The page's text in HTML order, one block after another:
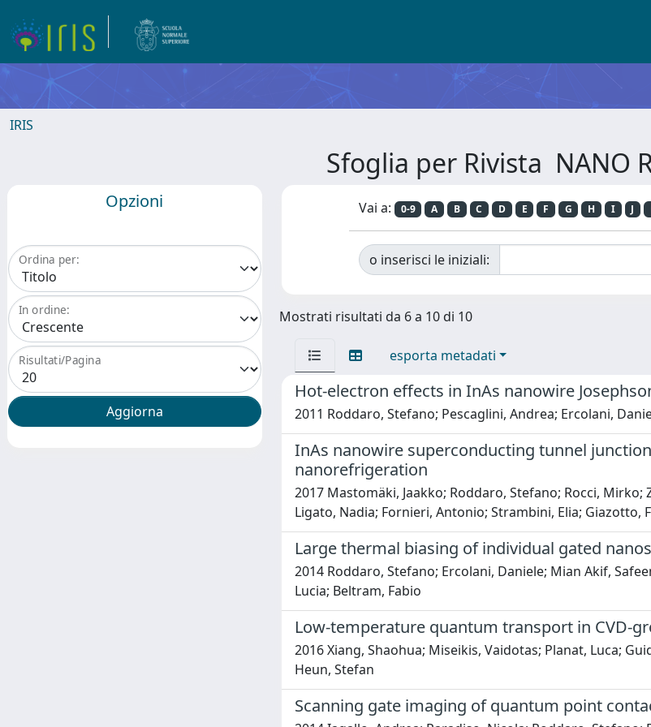
IRIS
Sfoglia per Rivista NANO
Opzioni
Ordina per:
In ordine:
Risultati/Pagina
Vai a: 0-9 A B C D E F G H I J
o inserisci le iniziali:
Mostrati risultati da 6 a 10 di 10
esporta metadati
Hot-electron effects in InAs nanowire
2011 Roddaro, Stefano; Pescaglini, Andrea; Ercolani,
InAs nanowire superconducting tunnel
nanorefrigeration
2017 Mastomäki, Jaakko; Roddaro, Stefano; Rocci, Mirko;
Ligato, Nadia; Fornieri, Antonio; Strambini, Elia; Giazotto,
Large thermal biasing of individual gated
2014 Roddaro, Stefano; Ercolani, Daniele; Mian Akif,
Lucia; Beltram, Fabio
Low-temperature quantum transport in CVD-
2016 Xiang, Shaohua; Miseikis, Vaidotas; Planat, Luca;
Heun, Stefan
Scanning gate imaging of quantum point